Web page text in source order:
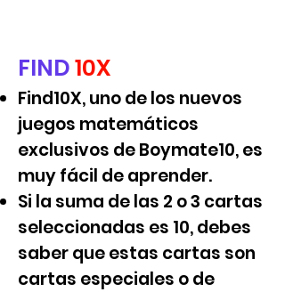
FIND10X
Find10X, uno de los nuevos
juegos matemáticos
exclusivos de Boymate10, es
muy fácil de aprender.
Si la suma de las 2 o 3 cartas
seleccionadas es 10, debes
saber que estas cartas son
cartas especiales o de